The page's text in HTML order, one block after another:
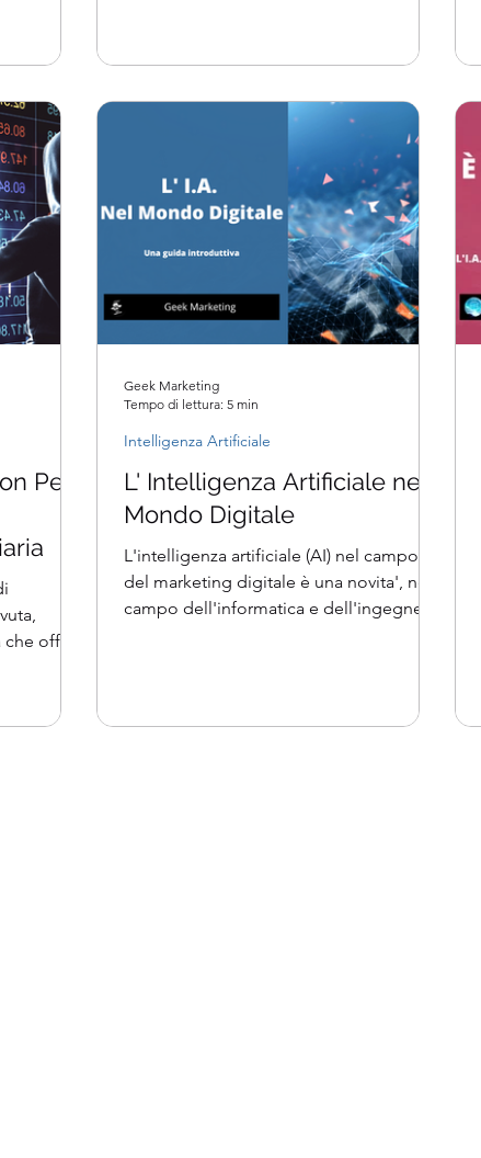
Per
offre.
L' Intelligenza Artificiale nel
Mondo Digitale
L'intelligenza artificiale (AI) nel campo
del marketing digitale è una novita', nel
campo dell'informatica e dell'ingegneria
Intelligenza Artificiale
Geek Marketing
Tempo di lettura: 5 min